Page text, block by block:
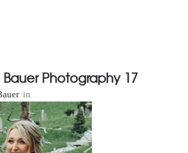
Photography 17
in